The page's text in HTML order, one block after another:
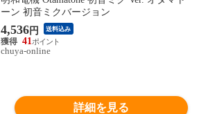
ーン 初音ミクバージョン
4,536円 送料込み
41
chuya-online
詳細を見る